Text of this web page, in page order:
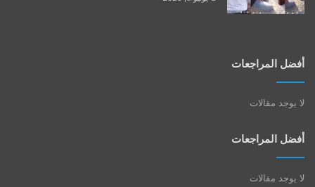
أفضل المراجعات
لا يوجد مقالات
أفضل المراجعات
لا يوجد مقالات